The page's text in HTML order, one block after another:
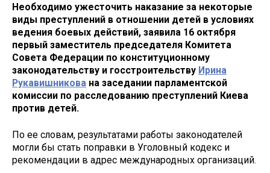
Необходимо ужесточить наказание за некоторые
виды преступлений в отношении детей в условиях
ведения боевых действий, заявила 16 октября
первый заместитель председателя Комитета
Совета Федерации по конституционному
законодательству и госстроительству Ирина
Рукавишникова на заседании парламентской
комиссии по расследованию преступлений Киева
против детей.
По ее словам, результатами работы законодателей
могли бы стать поправки в Уголовный кодекс и
рекомендации в адрес международных организаций.